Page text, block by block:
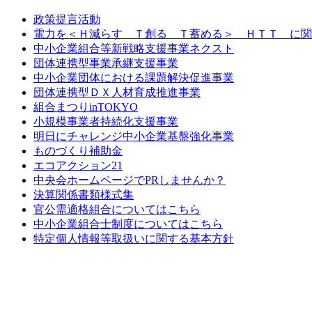
政策提言活動
電力を＜Ｈ減らす Ｔ創る Ｔ蓄める＞ ＨＴＴ に関
中小企業組合等新戦略支援事業ネクスト
団体連携型事業承継支援事業
中小企業団体における課題解決促進事業
団体連携型ＤＸ人材育成推進事業
組合まつりinTOKYO
小規模事業者持続化支援事業
明日にチャレンジ中小企業基盤強化事業
ものづくり補助金
エコアクション21
中央会ホームページでPRしませんか？
決算関係書類様式集
官公需適格組合についてはこちら
中小企業組合士制度についてはこちら
特定個人情報等取扱いに関する基本方針